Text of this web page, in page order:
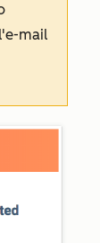
mail